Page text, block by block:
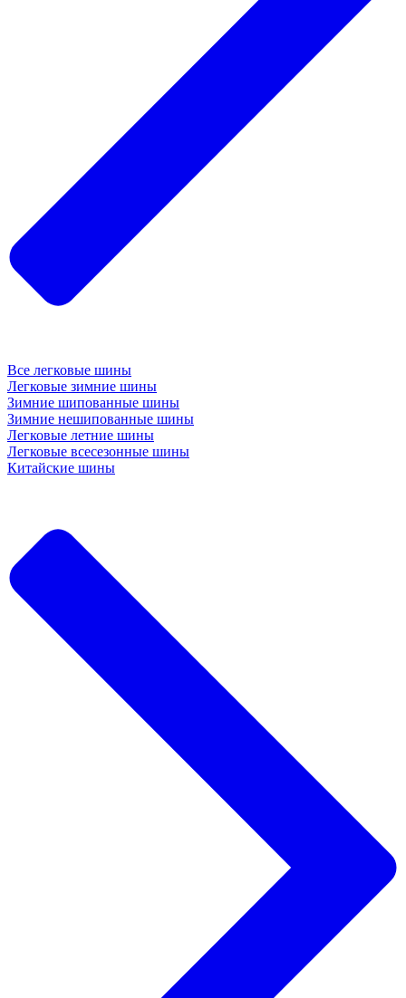
Все легковые шины
Легковые зимние шины
Зимние шипованные шины
Зимние нешипованные шины
Легковые летние шины
Легковые всесезонные шины
Китайские шины